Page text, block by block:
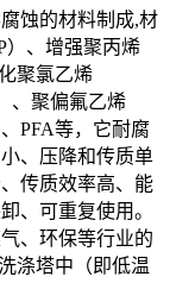
蚀的材料制成,材
）、增强聚丙烯
聚氯乙烯
、聚偏氟乙烯
PFA等，它耐腐
、压降和传质单
传质效率高、能
、可重复使用。
、环保等行业的
涤塔中（即低温